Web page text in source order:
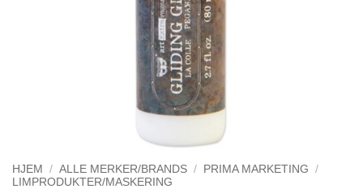
HJEM / ALLE MERKER/BRANDS / PRIMA MARKETING
/
LIMPRODUKTER/MASKERING